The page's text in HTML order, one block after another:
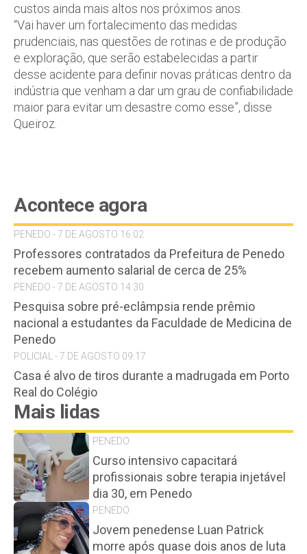
custos ainda mais altos nos próximos anos.
“Vai haver um fortalecimento das medidas
prudenciais, nas questões de rotinas e de produção
e exploração, que serão estabelecidas a partir
desse acidente para definir novas práticas dentro da
indústria que venham a dar um grau de confiabilidade
maior para evitar um desastre como esse”, disse
Queiroz.
Acontece agora
PENEDO - 7 DE AGOSTO 16:02
Professores contratados da Prefeitura de Penedo
recebem aumento salarial de cerca de 25%
PENEDO - 7 DE AGOSTO 14:30
Pesquisa sobre pré-eclâmpsia rende prêmio
nacional a estudantes da Faculdade de Medicina de
Penedo
POLICIAL - 7 DE AGOSTO 09:17
Casa é alvo de tiros durante a madrugada em Porto
Real do Colégio
Mais lidas
PENEDO
Curso intensivo capacitará
profissionais sobre terapia injetável
dia 30, em Penedo
PENEDO
Jovem penedense Luan Patrick
morre após quase dois anos de luta